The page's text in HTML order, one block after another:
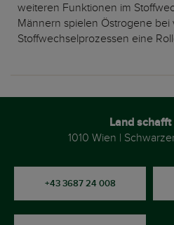
weiteren Funktionen im
Männern spielen Östrogene
Stoffwechselprozessen eine
Land schafft
1010 Wien |
+43 3687 24 008